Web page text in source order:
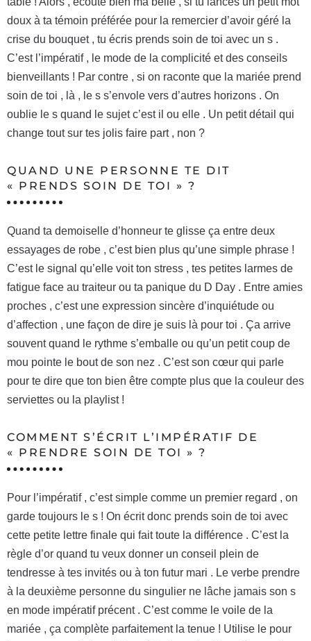
doux à ta témoin préférée pour la remercier d’avoir géré la
crise du bouquet , tu écris prends soin de toi avec un s .
C’est l’impératif , le mode de la complicité et des conseils
bienveillants ! Par contre , si on raconte que la mariée prend
soin de toi , là , le s s’envole vers d’autres horizons . On
oublie le s quand le sujet c’est il ou elle . Un petit détail qui
change tout sur tes jolis faire part , non ?
QUAND UNE PERSONNE TE DIT
« PRENDS SOIN DE TOI » ?
Quand ta demoiselle d’honneur te glisse ça entre deux
essayages de robe , c’est bien plus qu’une simple phrase !
C’est le signal qu’elle voit ton stress , tes petites larmes de
fatigue face au traiteur ou ta panique du D Day . Entre amies
proches , c’est une expression sincère d’inquiétude ou
d’affection , une façon de dire je suis là pour toi . Ça arrive
souvent quand le rythme s’emballe ou qu’un petit coup de
mou pointe le bout de son nez . C’est son cœur qui parle
pour te dire que ton bien être compte plus que la couleur des
serviettes ou la playlist !
COMMENT S’ÉCRIT L’IMPÉRATIF DE
« PRENDRE SOIN DE TOI » ?
Pour l’impératif , c’est simple comme un premier regard , on
garde toujours le s ! On écrit donc prends soin de toi avec
cette petite lettre finale qui fait toute la différence . C’est la
règle d’or quand tu veux donner un conseil plein de
tendresse à tes invités ou à ton futur mari . Le verbe prendre
à la deuxième personne du singulier ne lâche jamais son s
en mode impératif précent . C’est comme le voile de la
mariée , ça complète parfaitement la tenue ! Utilise le pour